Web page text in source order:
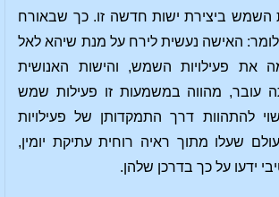
השמש ביצירת ישות חדשה זו. כך שבאורח
לומר: האישה נעשית לירח על מנת שיהא לאל
את פעילויות השמש, והישות האנושית
עובר, מהווה במשמעות זו פעילות שמש
להתהוות דרך התמקדותן של פעילויות
שעלו מתוך ראיה רוחית עתיקת יומין,
ידעו על כך בדרכן שלהן.